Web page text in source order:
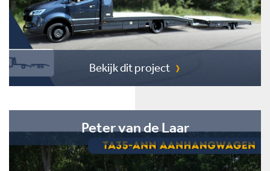
Bekijk dit project
Peter van de Laar